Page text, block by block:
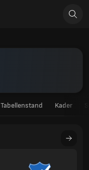
Tabellenstand Kader